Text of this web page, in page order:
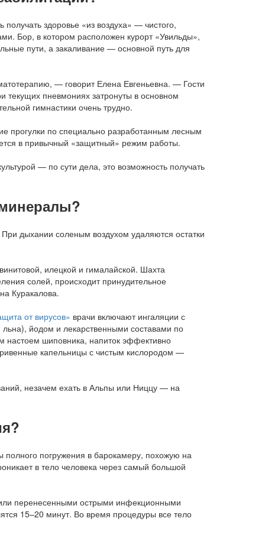
здоровье «из воздуха» — чистого,
Бор, в котором расположен курорт «Увильды»,
пути, а закаливание — основной путь для
— говорит Елена Евгеньевна. — Гости
текущих пневмониях затронуты в основном
гимнастики очень трудно.
прогулки по специально разработанным лесным
в привычный «защитный» режим работы.
дыхании соленым воздухом удаляются остатки
илецкой и гималайской. Шахта
солей, происходит принудительное
Куракалова.
от вирусов» врачи включают ингаляции с
йодом и лекарственными составами по
настоем шиповника, напиток эффективно
капельницы с чистым кислородом —
погружения в барокамеру, похожую на
в тело человека через самый большой
перенесенными острыми инфекционными
15–20 минут. Во время процедуры все тело